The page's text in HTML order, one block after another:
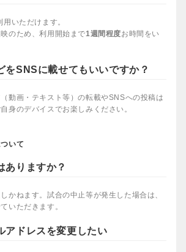
用いただけます。
のため、利用開始まで1週間程度お時間をい
をSNSに載せてもいいですか？
動画・テキスト等）の転載やSNSへの投稿は
身のデバイスでお楽しみください。
いて
ありますか？
かねます。試合の中止等が発生した場合は、
いただきます。
アドレスを変更したい